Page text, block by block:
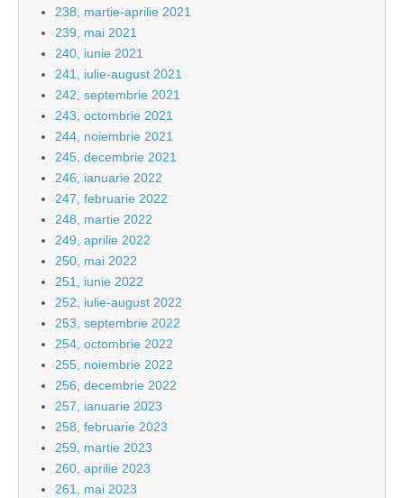
238, martie-aprilie 2021
239, mai 2021
240, iunie 2021
241, iulie-august 2021
242, septembrie 2021
243, octombrie 2021
244, noiembrie 2021
245, decembrie 2021
246, ianuarie 2022
247, februarie 2022
248, martie 2022
249, aprilie 2022
250, mai 2022
251, iunie 2022
252, iulie-august 2022
253, septembrie 2022
254, octombrie 2022
255, noiembrie 2022
256, decembrie 2022
257, ianuarie 2023
258, februarie 2023
259, martie 2023
260, aprilie 2023
261, mai 2023